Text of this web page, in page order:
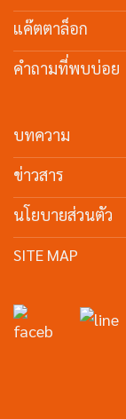
แค๊ตตาล็อก
คำถามที่พบบ่อย
บทความ
ข่าวสาร
นโยบายส่วนตัว
SITE MAP